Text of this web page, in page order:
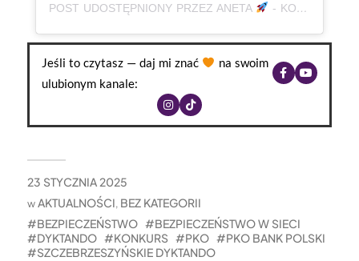
POST UDOSTĘPNIONY PRZEZ ANETA - KOREPETYCJE, JĘZYK POLSKI | MATURA | E8 | ADHD (@BABAODPOLSKIEGO)
Jeśli to czytasz — daj mi znać
na swoim
ulubionym kanale:
23 STYCZNIA 2025
wAKTUALNOŚCI, BEZ KATEGORII
BEZPIECZEŃSTWO
BEZPIECZEŃSTWO W SIECI
DYKTANDO
KONKURS PKO
PKO BANK POLSKI
SZCZEBRZESZYŃSKIE DYKTANDO